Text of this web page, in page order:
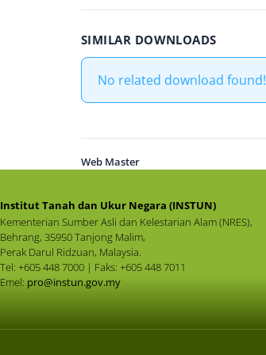
SIMILAR DOWNLOADS
No related download found!
Web Master
Institut Tanah dan Ukur Negara (INSTUN)
Kementerian Sumber Asli dan Kelestarian Alam (NRES),
Behrang, 35950 Tanjong Malim,
Perak Darul Ridzuan, Malaysia.
Tel: +605 448 7000 | Faks: +605 448 7011
Emel: pro@instun.gov.my